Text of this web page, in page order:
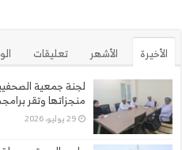
الأخيرة الأشهر تعليقات
لجنة جمعية
منجزاتها وتقر
29 يوليو، 2026